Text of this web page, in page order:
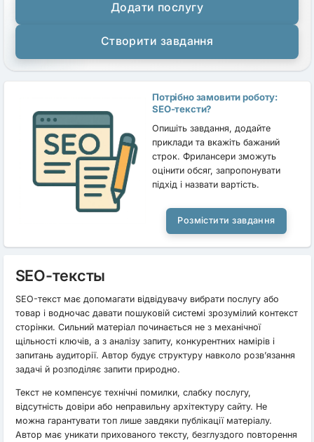
Додати послугу
Створити завдання
Потрібно замовити роботу:
SEO-тексти?
Опишіть завдання, додайте
приклади та вкажіть бажаний
строк. Фрилансери зможуть
оцінити обсяг, запропонувати
підхід і назвати вартість.
Розмістити завдання
SEO-тексты
SEO-текст має допомагати відвідувачу вибрати послугу або
товар і водночас давати пошуковій системі зрозумілий контекст
сторінки. Сильний матеріал починається не з механічної
щільності ключів, а з аналізу запиту, конкурентних намірів і
запитань аудиторії. Автор будує структуру навколо розв’язання
задачі й розподіляє запити природно.
Текст не компенсує технічні помилки, слабку послугу,
відсутність довіри або неправильну архітектуру сайту. Не
можна гарантувати топ лише завдяки публікації матеріалу.
Автор має уникати прихованого тексту, безглуздого повторення